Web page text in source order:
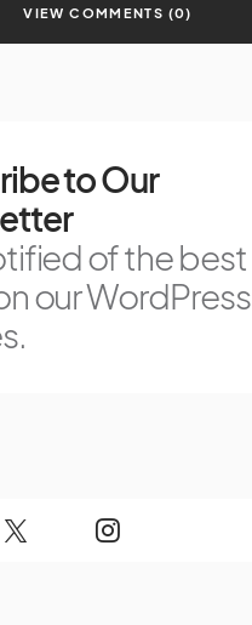
VIEW COMMENTS (0)
to Our
of the best
our WordPress